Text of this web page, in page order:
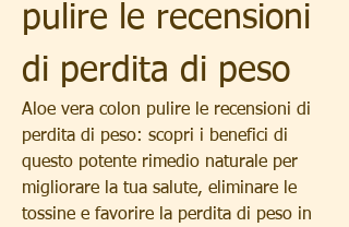
pulire le recensioni
di perdita di peso
Aloe vera colon pulire le recensioni di
perdita di peso: scopri i benefici di
questo potente rimedio naturale per
migliorare la tua salute, eliminare le
tossine e favorire la perdita di peso in